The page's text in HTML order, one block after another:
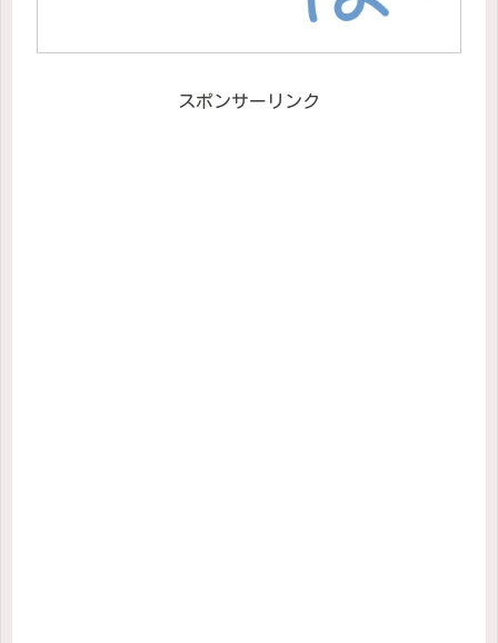
スポンサーリンク